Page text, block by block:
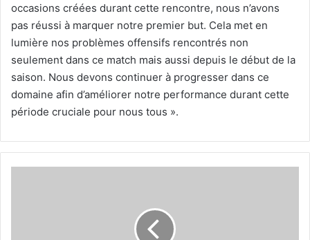
occasions créées durant cette rencontre, nous n’avons
pas réussi à marquer notre premier but. Cela met en
lumière nos problèmes offensifs rencontrés non
seulement dans ce match mais aussi depuis le début de la
saison. Nous devons continuer à progresser dans ce
domaine afin d’améliorer notre performance durant cette
période cruciale pour nous tous ».